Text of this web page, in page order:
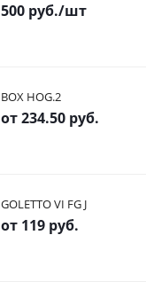
500 руб./шт
BOX HOG.2
от234.50 руб.
GOLETTO VI FG J
от 119 руб.